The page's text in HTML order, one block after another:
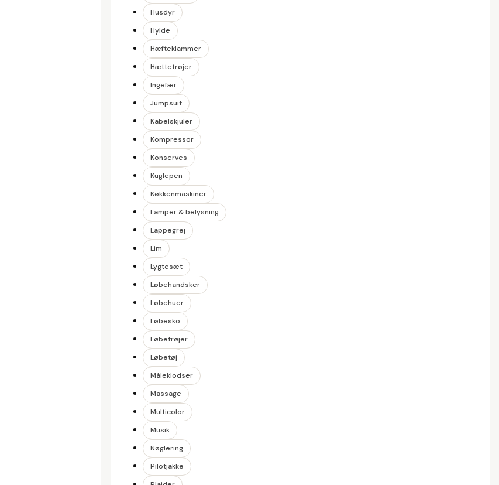
Husdyr
Hylde
Hæfteklammer
Hættetrøjer
Ingefær
Jumpsuit
Kabelskjuler
Kompressor
Konserves
Kuglepen
Køkkenmaskiner
Lamper & belysning
Lappegrej
Lim
Lygtesæt
Løbehandsker
Løbehuer
Løbesko
Løbetrøjer
Løbetøj
Måleklodser
Massage
Multicolor
Musik
Nøglering
Pilotjakke